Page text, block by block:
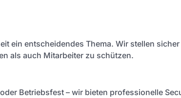
ein entscheidendes Thema. Wir stellen
als auch Mitarbeiter zu schützen.
Betriebsfest – wir bieten professionelle